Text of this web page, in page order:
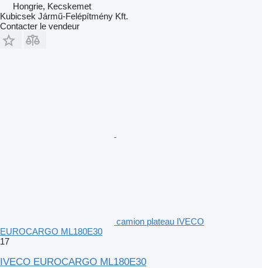
Hongrie, Kecskemet
Kubicsek Jármű-Felépítmény Kft.
Contacter le vendeur
camion plateau IVECO
EUROCARGO ML180E30
17
IVECO EUROCARGO ML180E30